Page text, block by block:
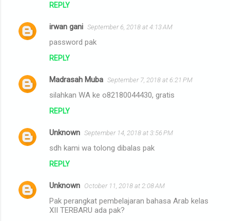
s
REPLY
irwan gani September 6, 2018 at 4:13 AM
password pak
REPLY
Madrasah Muba September 7, 2018 at 6:21 PM
silahkan WA ke o82180044430, gratis
REPLY
Unknown September 14, 2018 at 3:56 PM
sdh kami wa tolong dibalas pak
REPLY
Unknown October 11, 2018 at 2:08 AM
Pak perangkat pembelajaran bahasa Arab kelas
XII TERBARU ada pak?